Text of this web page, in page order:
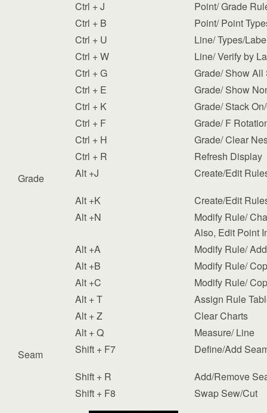
Ctrl + J
Point/ Grade
Ctrl + B
Point/ Point
Ctrl + U
Line/ Types/
Ctrl + W
Line/ Verify by
Ctrl + G
Grade/ Show All
Ctrl + E
Grade/ Show
Ctrl + K
Grade/ Stack
Ctrl + F
Grade/ F
Ctrl + H
Grade/ Clear
Ctrl + R
Refresh Display
Grade
Alt +J
Create/Edit
Alt +K
Create/Edit
Alt +N
Modify Rule/
Also, Edit Point
Alt +A
Modify Rule/
Alt +B
Modify Rule/
Alt +C
Modify Rule/
Alt + T
Assign Rule
Alt + Z
Clear Charts
Alt + Q
Measure/ Line
Seam
Shift + F7
Define/Add
Shift + R
Add/Remove
Shift + F8
Swap Sew/Cut